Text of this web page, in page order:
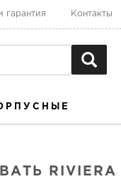
гарантия Контакты
RIVIERA